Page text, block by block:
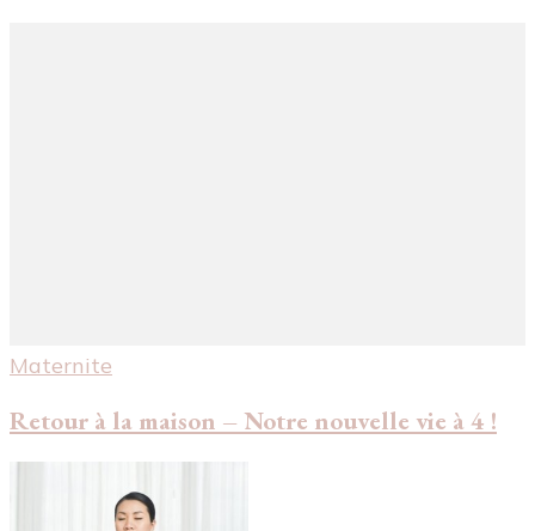
Maternite
Retour à la maison – Notre nouvelle vie à 4 !